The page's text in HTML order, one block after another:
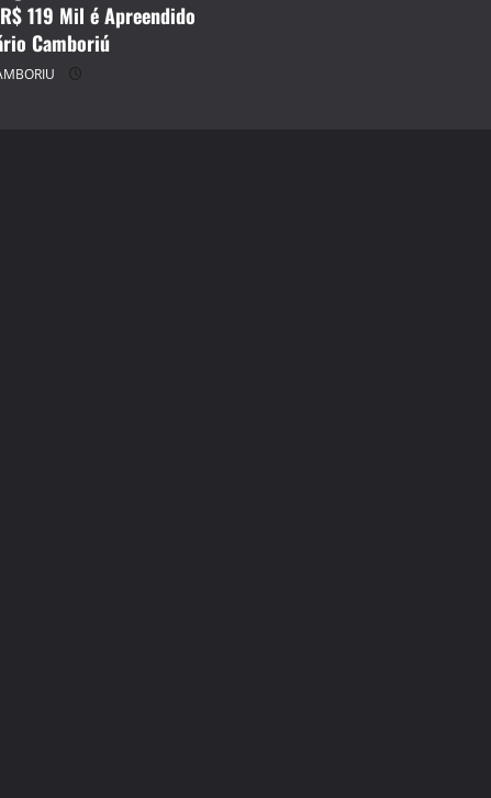
119 Mil é Apreendido
Camboriú